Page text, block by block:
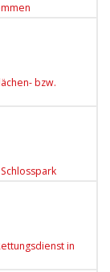
bzw.
in